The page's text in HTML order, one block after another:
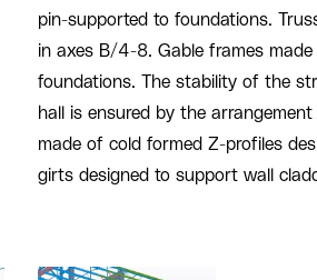
pin-supported to foundations.
in axes B/4-8. Gable frames
foundations. The stability of the
hall is ensured by the
made of cold formed Z-profiles
girts designed to support wall